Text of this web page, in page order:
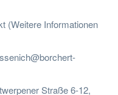
(Weitere Informationen
Straße 6-12,